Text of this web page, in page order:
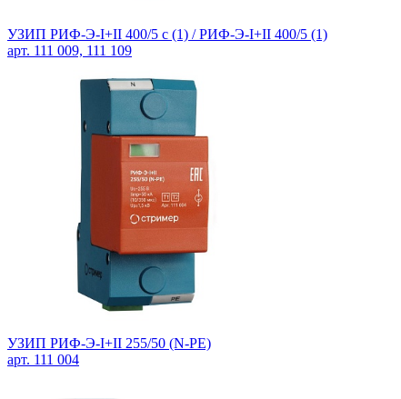
УЗИП РИФ-Э-I+II 400/5 c (1) / РИФ-Э-I+II 400/5 (1)
арт. 111 009, 111 109
УЗИП РИФ-Э-I+II 255/50 (N-PE)
арт. 111 004